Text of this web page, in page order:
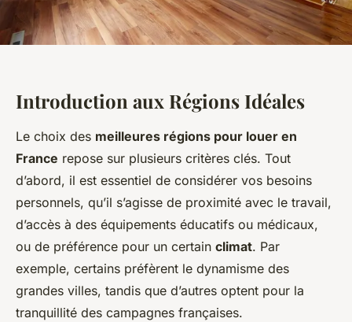
Introduction aux Régions Idéales
Le choix des meilleures régions pour louer en
France repose sur plusieurs critères clés. Tout
d’abord, il est essentiel de considérer vos besoins
personnels, qu’il s’agisse de proximité avec le travail,
d’accès à des équipements éducatifs ou médicaux,
ou de préférence pour un certain climat. Par
exemple, certains préfèrent le dynamisme des
grandes villes, tandis que d’autres optent pour la
tranquillité des campagnes françaises.